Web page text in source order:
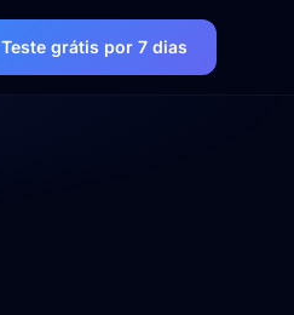
Teste grátis por 7 dias